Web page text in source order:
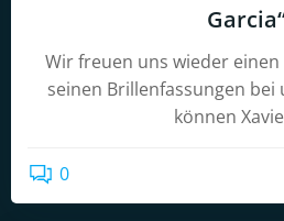
Wir freuen uns wieder
seinen Brillenfassungen
können
0